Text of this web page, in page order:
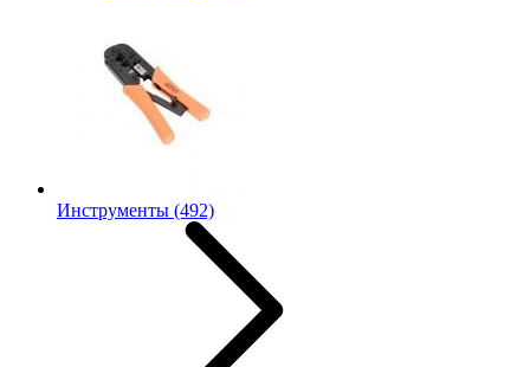
Инструменты (492)